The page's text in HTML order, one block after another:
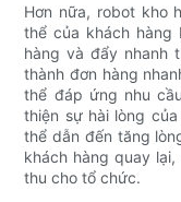
Hơn nữa, robot kho
thể của khách hàng
hàng và đẩy nhanh
thành đơn hàng
thể đáp ứng nhu
thiện sự hài lòng
thể dẫn đến tăng
khách hàng quay
thu cho tổ chức.